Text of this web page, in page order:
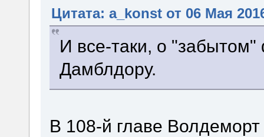
Цитата: a_konst от 06 Мая
И все-таки, о
Дамблдору.
В 108-й главе